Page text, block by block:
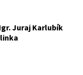
Juraj Karlubík